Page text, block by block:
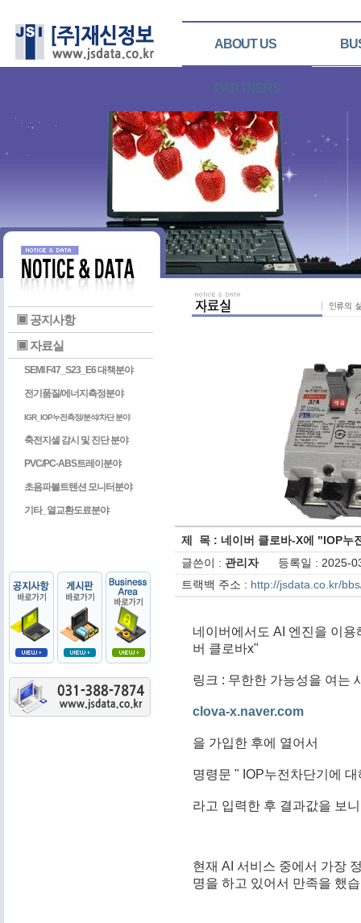
ABOUT US
PARTNERS
▣ 공지사항
▣ 자료실
SEMI F47_S23_E6 대책분야
전기품질/에너지측정분야
IGR_IOP누전측정/분석/차단 분야
축전지셀 감시 및 진단 분야
PVC/PC-ABS트레이분야
초음파볼트텐션 모니터분야
기타_열교환도료분야
제 목 : 네이버 클로바-X에 "IOP누
글쓴이 : 관리자등록일 : 2025-
트랙백 주소 : http://jsdata.co.kr/
네이버에서도 AI 엔진을 이
버 클로바x"
링크 : 무한한 가능성을 여는
clova-x.naver.com
을 가입한 후에 열어서
명령문 " IOP누전차단기에
라고 입력한 후 결과값을 보
현재 AI 서비스 중에서 가장
명을 하고 있어서 만족을 했